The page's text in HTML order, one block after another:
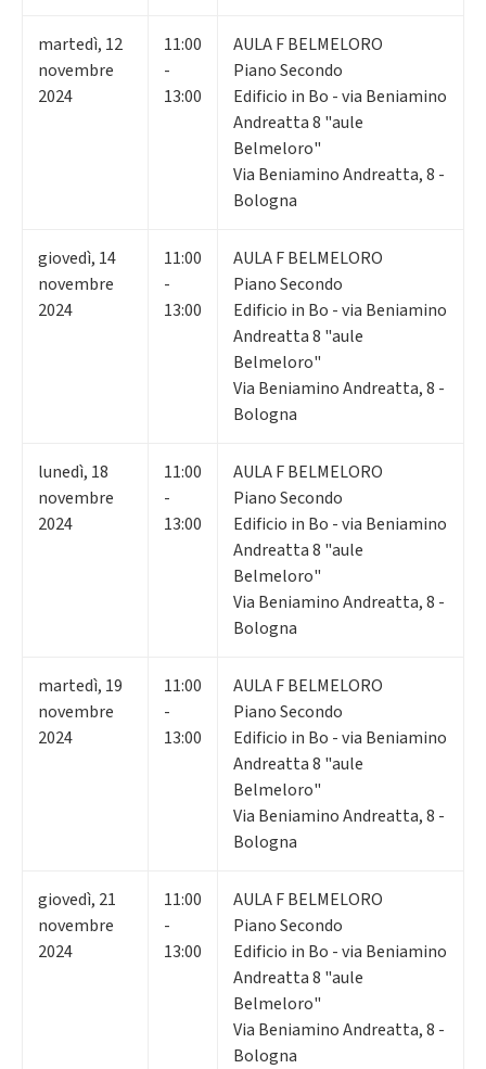
martedì, 12
novembre
2024
11:00
-
13:00
AULA F BELMELORO
Piano Secondo
Edificio in Bo - via Beniamino
Andreatta 8 "aule
Belmeloro"
Via Beniamino Andreatta, 8 -
Bologna
giovedì, 14
novembre
2024
11:00
-
13:00
AULA F BELMELORO
Piano Secondo
Edificio in Bo - via Beniamino
Andreatta 8 "aule
Belmeloro"
Via Beniamino Andreatta, 8 -
Bologna
lunedì, 18
novembre
2024
11:00
-
13:00
AULA F BELMELORO
Piano Secondo
Edificio in Bo - via Beniamino
Andreatta 8 "aule
Belmeloro"
Via Beniamino Andreatta, 8 -
Bologna
martedì, 19
novembre
2024
11:00
-
13:00
AULA F BELMELORO
Piano Secondo
Edificio in Bo - via Beniamino
Andreatta 8 "aule
Belmeloro"
Via Beniamino Andreatta, 8 -
Bologna
giovedì, 21
novembre
2024
11:00
-
13:00
AULA F BELMELORO
Piano Secondo
Edificio in Bo - via Beniamino
Andreatta 8 "aule
Belmeloro"
Via Beniamino Andreatta, 8 -
Bologna